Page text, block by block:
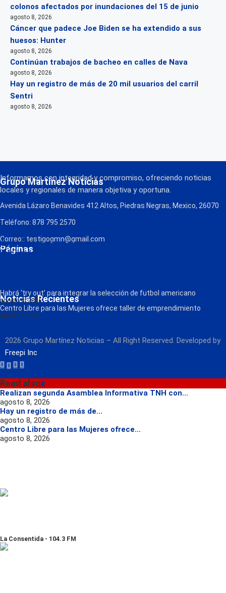
colonos afectados por inundaciones del 15 de junio
agosto 8, 2026
Cáncer que padece Joe Biden se ha extendido a sus
huesos: Hunter
agosto 8, 2026
Continúan trabajos de bacheo en calles de Nava
agosto 8, 2026
Hay un registro de más de 20 mil usuarios del carril
Sentri
agosto 8, 2026
Grupo Martínez Noticias
Informamos con integridad y compromiso, ofreciendo noticias
locales y regionales de manera objetiva y oportuna.
Avenida Lázaro Benavides 412 Altos, Piedras Negras, Mexico, 26070
Teléfono: 878 795 2570
Correo:: testigogmn@gmail.com
Páginas
¡Descarga nuestra App!
FM Globo
Radio
Noticias Recientes
Habrá ‘try out’ para integrar la selección de futbol americano
agosto 8, 2026
Centro Libre para las Mujeres ofrece taller de emprendimiento
agosto 8, 2026
2026 Grupo Martínez Noticias – All Right Reserved. Developed by
Freepi Inc
Read alsox
Realizan segunda Asamblea Informativa TNH con...
agosto 8, 2026
Hay un registro de más de...
agosto 8, 2026
Centro Libre para las Mujeres ofrece...
agosto 8, 2026
La Consentida - 104.3 FM